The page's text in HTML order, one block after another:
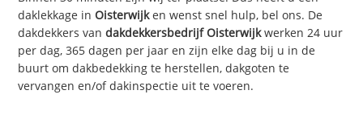
daklekkage inOisterwijken wenst snel hulp, bel ons. De
dakdekkers vandakdekkersbedrijfOisterwijk werken 24 uur
per dag, 365 dagen per jaar en zijn elke dag bij u in de
buurt om dakbedekking te herstellen, dakgoten te
vervangen en/of dakinspectie uit te voeren.